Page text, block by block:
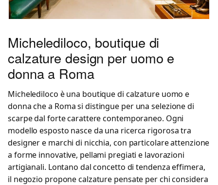
Michelediloco, boutique di
calzature design per uomo e
donna a Roma
Michelediloco è una boutique di calzature uomo e
donna che a Roma si distingue per una selezione di
scarpe dal forte carattere contemporaneo. Ogni
modello esposto nasce da una ricerca rigorosa tra
designer e marchi di nicchia, con particolare attenzione
a forme innovative, pellami pregiati e lavorazioni
artigianali. Lontano dal concetto di tendenza effimera,
il negozio propone calzature pensate per chi considera